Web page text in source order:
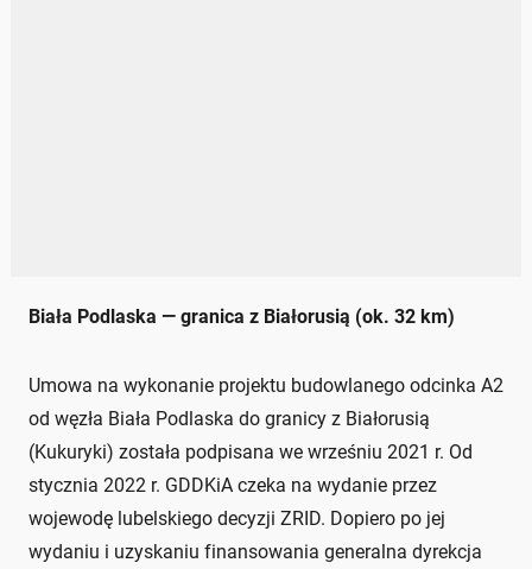
Biała Podlaska — granica z Białorusią (ok. 32 km)
Umowa na wykonanie projektu budowlanego odcinka A2
od węzła Biała Podlaska do granicy z Białorusią
(Kukuryki) została podpisana we wrześniu 2021 r. Od
stycznia 2022 r. GDDKiA czeka na wydanie przez
wojewodę lubelskiego decyzji ZRID. Dopiero po jej
wydaniu i uzyskaniu finansowania generalna dyrekcja